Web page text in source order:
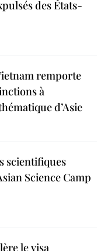
des États-
remporte
à
d’Asie
scientifiques
Science Camp
le visa